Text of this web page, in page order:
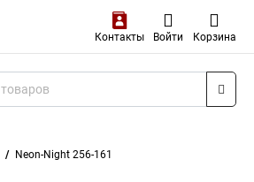
Контакты Войти Корзина
Neon-Night 256-161